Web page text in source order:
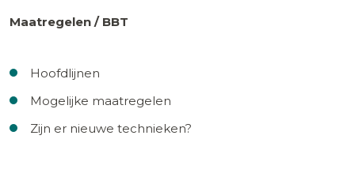
Maatregelen / BBT
Hoofdlijnen
Mogelijke maatregelen
Zijn er nieuwe technieken?